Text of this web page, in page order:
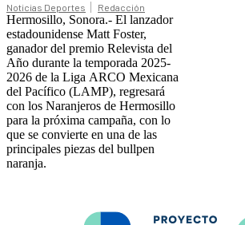
Noticias Deportes Redacción
Hermosillo, Sonora.- El lanzador
estadounidense Matt Foster,
ganador del premio Relevista del
Año durante la temporada 2025-
2026 de la Liga ARCO Mexicana
del Pacífico (LAMP), regresará
con los Naranjeros de Hermosillo
para la próxima campaña, con lo
que se convierte en una de las
principales piezas del bullpen
naranja.